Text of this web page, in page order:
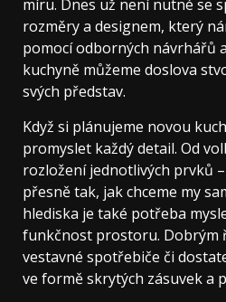
míru. Dnes už není nutné se
rozměry a designem, který
pomocí odborných návrhářů
kuchyně můžeme doslova
svých představ.
Když si plánujeme novou
promyslet každý detail. Od
rozložení jednotlivých prvků
přesně tak, jak chceme my
hlediska je také potřeba
funkčnost prostoru. Dobrým
vestavné spotřebiče či
ve formě skrytých zásuvek a